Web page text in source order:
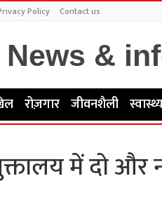
Policy Contact us
रोज़गार जीवनशैली
में दो और